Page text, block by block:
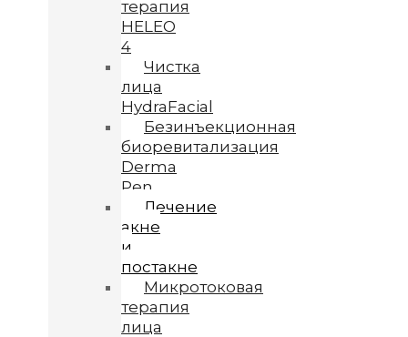
терапия
HELEO
4
Чистка
лица
HydraFacial
Безинъекционная
биоревитализация
Derma
Pen
Лечение
акне
и
постакне
Микротоковая
терапия
лица